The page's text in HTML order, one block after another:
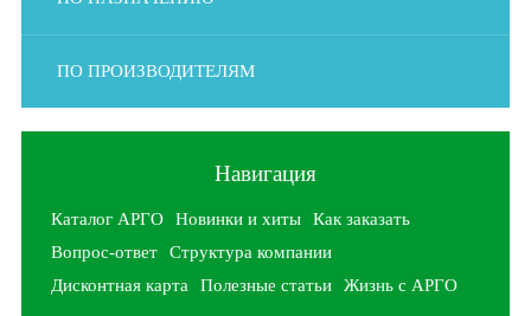
ПО ПРОИЗВОДИТЕЛЯМ
Навигация
Каталог АРГО Новинки и хиты
Как заказать
Вопрос-ответ
Структура компании
Дисконтная карта
Полезные статьи Жизнь с АРГО